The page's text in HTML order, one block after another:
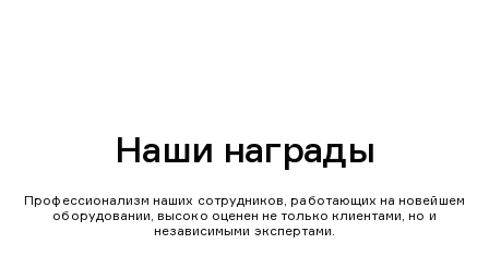
Наши награды
Профессионализм наших сотрудников, работающих на новейшем
оборудовании, высоко оценен не только клиентами, но и
независимыми экспертами.